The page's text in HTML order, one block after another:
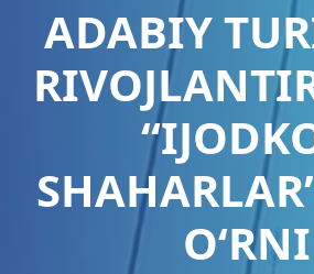
ADABIY
O‘RNI